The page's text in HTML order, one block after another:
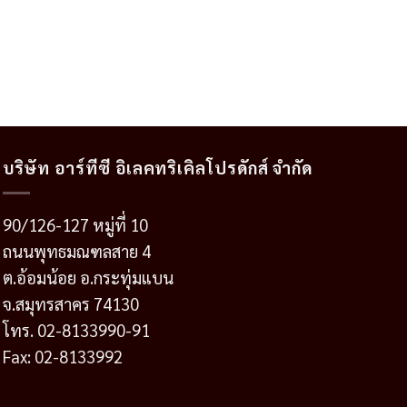
บริษัท อาร์ทีซี อิเลคทริเคิลโปรดักส์ จำกัด
90/126-127 หมู่ที่ 10
ถนนพุทธมณฑลสาย 4
ต.อ้อมน้อย อ.กระทุ่มแบน
จ.สมุทรสาคร 74130
โทร. 02-8133990-91
Fax: 02-8133992